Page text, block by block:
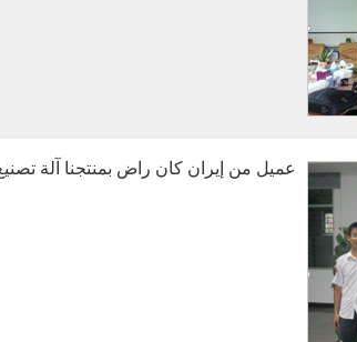
عميل من إيران كان راض بمنتجنا آلة